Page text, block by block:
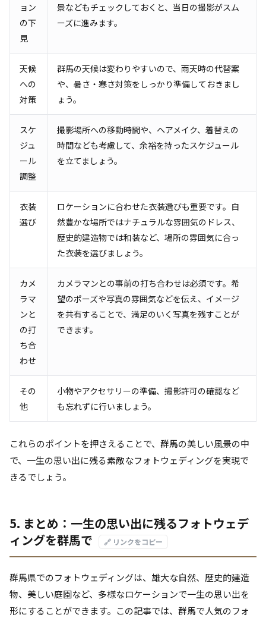
ョン
の下
見
景などもチェックしておくと、当日の撮影がスム
ーズに進みます。
天候
への
対策
群馬の天候は変わりやすいので、雨天時の代替案
や、暑さ・寒さ対策をしっかり準備しておきまし
ょう。
スケ
ジュ
ール
調整
撮影場所への移動時間や、ヘアメイク、着替えの
時間なども考慮して、余裕を持ったスケジュール
を立てましょう。
衣装
選び
ロケーションに合わせた衣装選びも重要です。自
然豊かな場所ではナチュラルな雰囲気のドレス、
歴史的建造物では和装など、場所の雰囲気に合っ
た衣装を選びましょう。
カメ
ラマ
ンと
の打
ち合
わせ
カメラマンとの事前の打ち合わせは必須です。希
望のポーズや写真の雰囲気などを伝え、イメージ
を共有することで、満足のいく写真を残すことが
できます。
その
他
小物やアクセサリーの準備、撮影許可の確認など
も忘れずに行いましょう。
これらのポイントを押さえることで、群馬の美しい風景の中
で、一生の思い出に残る素敵なフォトウェディングを実現で
きるでしょう。
5. まとめ：一生の思い出に残るフォトウェデ
ィングを群馬で
🔗 リンクをコピー
群馬県でのフォトウェディングは、雄大な自然、歴史的建造
物、美しい庭園など、多様なロケーションで一生の思い出を
形にすることができます。この記事では、群馬で人気のフォ